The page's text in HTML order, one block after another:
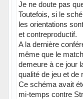
Je ne doute pas
Toutefois, si le
les orientations
et contreproductif.
A la dernière
même que le
demeure à ce jour
qualité de jeu et de
Ce schéma avait
mi-temps contre